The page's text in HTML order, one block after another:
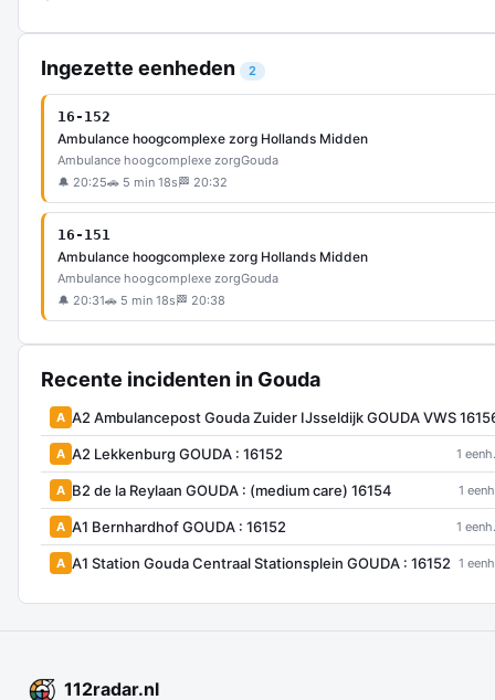
Ingezette eenheden 2
16-152
Ambulance hoogcomplexe zorg Hollands Midden
Ambulance hoogcomplexe zorgGouda
🔔 20:25🚗 5 min 18s 🏁 20:32
16-151
Ambulance hoogcomplexe zorg Hollands Midden
Ambulance hoogcomplexe zorgGouda
🔔 20:31🚗 5 min 18s 🏁 20:38
Recente incidenten in Gouda
A A2 Ambulancepost Gouda Zuider IJsseldijk GOUDA VWS
A A2 Lekkenburg GOUDA : 16152 1 eenh.
A B2 de la Reylaan GOUDA : (medium care) 16154 1
A A1 Bernhardhof GOUDA : 16152 1 eenh.
A A1 Station Gouda Centraal Stationsplein GOUDA : 16152 1
112radar.nl